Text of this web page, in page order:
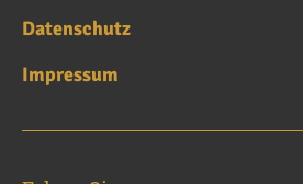
Datenschutz
Impressum